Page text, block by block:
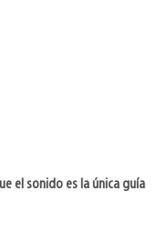
el sonido es la única guía